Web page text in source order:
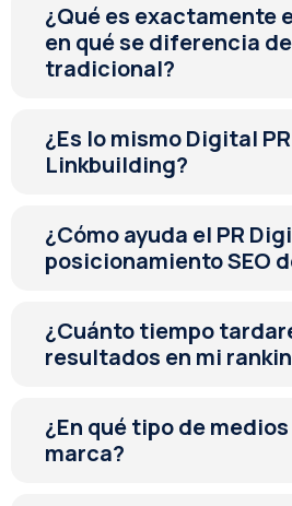
¿Qué es exactamente
en qué se diferencia
tradicional?
¿Es lo mismo Digital
Linkbuilding?
¿Cómo ayuda el PR
posicionamiento SEO
¿Cuánto tiempo
resultados en mi
¿En qué tipo de
marca?